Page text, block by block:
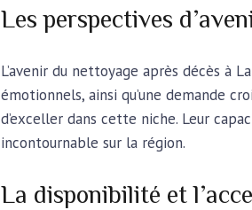
Les perspectives
L’avenir du nettoyage après décès à
émotionnels, ainsi qu’une demande
d’exceller dans cette niche. Leur
incontournable sur la région.
La disponibilité et